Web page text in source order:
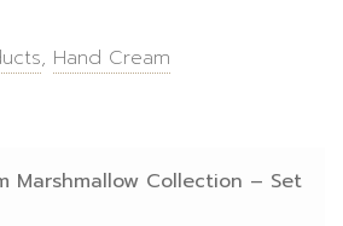
, Hand Cream
Marshmallow Collection – Set